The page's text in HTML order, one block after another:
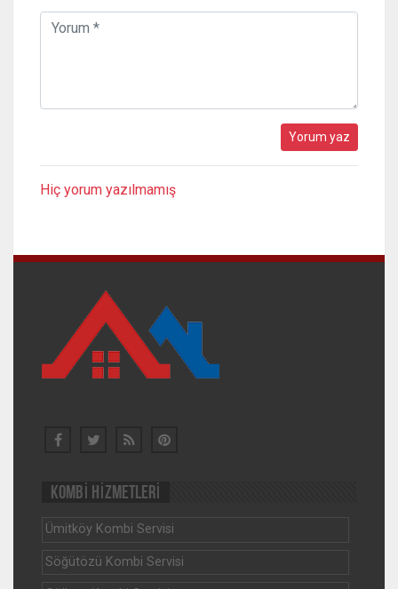
Hiç yorum yazılmamış
KOMBİ HİZMETLERİ
Ümitköy Kombi Servisi
Söğütözü Kombi Servisi